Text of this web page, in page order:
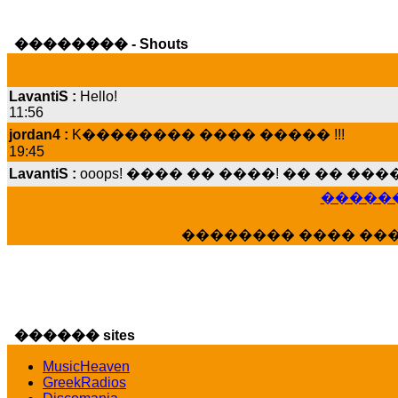
�������� - Shouts
11:56
jordan4 :
19:45
LavantiS :
���� ���; ���� ��� ��� ��������
veronica :E���� 2012 ��� ����� ���
16:39
veronica :[URL] ���� ���;
�������� ����
������ sites
MusicHeaven
GreekRadios